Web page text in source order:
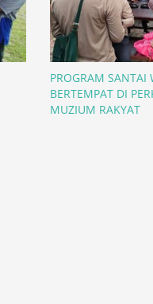
PROGRAM SANTAI
BERTEMPAT DI
MUZIUM RAKYAT